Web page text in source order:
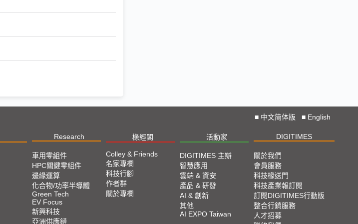
■ 中文简体版 ■ English
Research 椽經閣 活動家 DIGITIMES
車用零組件
HPC關鍵零組件
邊緣運算
化合物/功率半導體
Green Tech
EV Focus
新興科技
亞洲供應鏈
Colley & Friends
名家專欄
科技行腳
作者群
關於專欄
DIGITIMES 主辦
智慧應用
雲端 & 資安
產品 & 研發
AI & 創新
其他
AI EXPO Taiwan
關於我們
會員服務
科技椽送門
科技產業報訂閱
訂閱DIGITIMES行動版
整合行銷服務
人才招募